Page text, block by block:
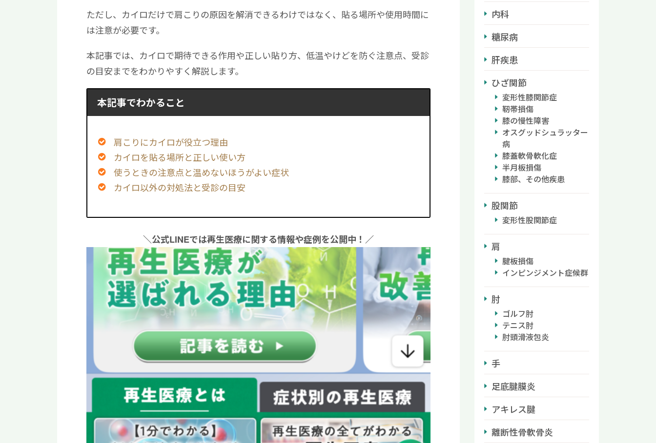
ただし、カイロだけで肩こりの原因を解消できるわけではなく、貼る場所や使用時間に
は注意が必要です。
本記事では、カイロで期待できる作用や正しい貼り方、低温やけどを防ぐ注意点、受診
の目安までをわかりやすく解説します。
本記事でわかること
肩こりにカイロが役立つ理由
カイロを貼る場所と正しい使い方
使うときの注意点と温めないほうがよい症状
カイロ以外の対処法と受診の目安
＼公式LINEでは再生医療に関する情報や症例を公開中！／
内科
糖尿病
肝疾患
ひざ関節
変形性膝関節症
靭帯損傷
膝の慢性障害
オスグッドシュラッター
病
膝蓋軟骨軟化症
半月板損傷
膝部、その他疾患
股関節
変形性股関節症
肩
腱板損傷
インピンジメント症候群
肘
ゴルフ肘
テニス肘
肘頭滑液包炎
手
足底腱膜炎
アキレス腱
離断性骨軟骨炎